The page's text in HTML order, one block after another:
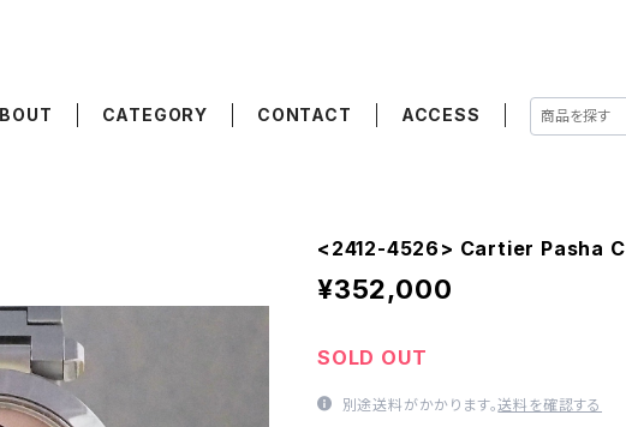
CATEGORY CONTACT ACCESS
<2412-4526> Cartier Pasha C
¥352,000
SOLD OUT
別途送料がかかります。送料を確認する